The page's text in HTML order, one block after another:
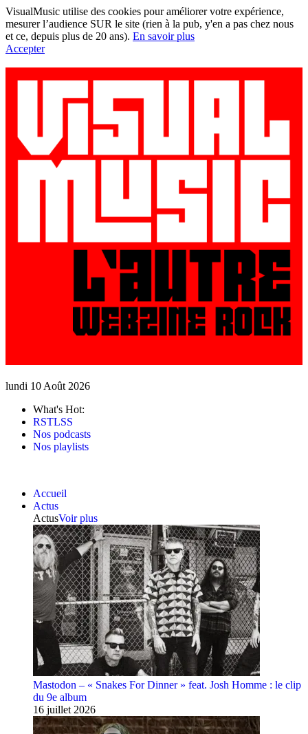
VisualMusic utilise des cookies pour améliorer votre expérience,
mesurer l’audience SUR le site (rien à la pub, y'en a pas chez nous
et ce, depuis plus de 20 ans). En savoir plus
Accepter
lundi 10 Août 2026
What's Hot:
RSTLSS
Nos podcasts
Nos playlists
Accueil
Actus
ActusVoir plus
Mastodon – « Snakes For Dinner » feat. Josh Homme : le clip
du 9e album
16 juillet 2026